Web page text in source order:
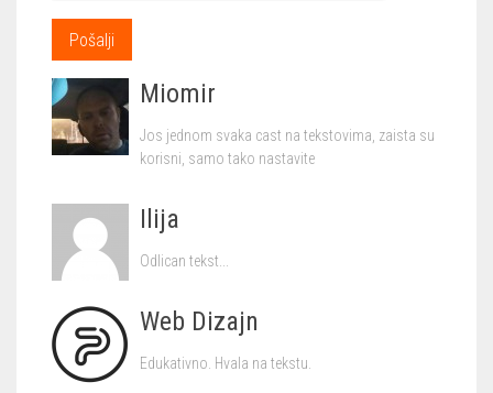
Miomir
Jos jednom svaka cast na tekstovima, zaista su
korisni, samo tako nastavite
Ilija
Odlican tekst...
Web Dizajn
Edukativno. Hvala na tekstu.